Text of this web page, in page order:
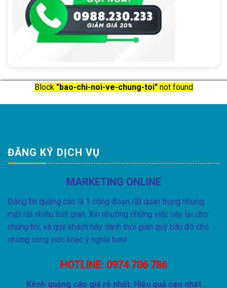
Block "bao-chi-noi-ve-chung-toi" not found
ĐĂNG KÝ DỊCH VỤ
MARKETING ONLINE
Đăng tin quảng cáo là 1 công đoạn rất quan trọng nhưng
mất rất nhiều thời gian. Xin nhường những việc này lại cho
chúng tôi, và quý khách hãy dành thời gian quý báu đó cho
những công việc khác ý nghĩa hơn!
HOTLINE: 0974 706 786
Kênh quảng cáo giá rẻ nhất. Hiệu quả cao nhất